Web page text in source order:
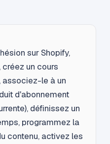
sur Shopify,
un cours
associez-le à un
d'abonnement
définissez un
programmez la
contenu, activez les